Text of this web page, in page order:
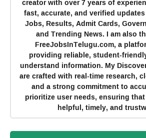
fast, accurate, and verified
Jobs, Results, Admit Cards,
and Trending News. I am also
FreeJobsInTelugu.com, a
providing reliable, student-
understand information. My
are crafted with real-time research,
and a strong commitment to
prioritize user needs, ensuring
helpful, timely, and